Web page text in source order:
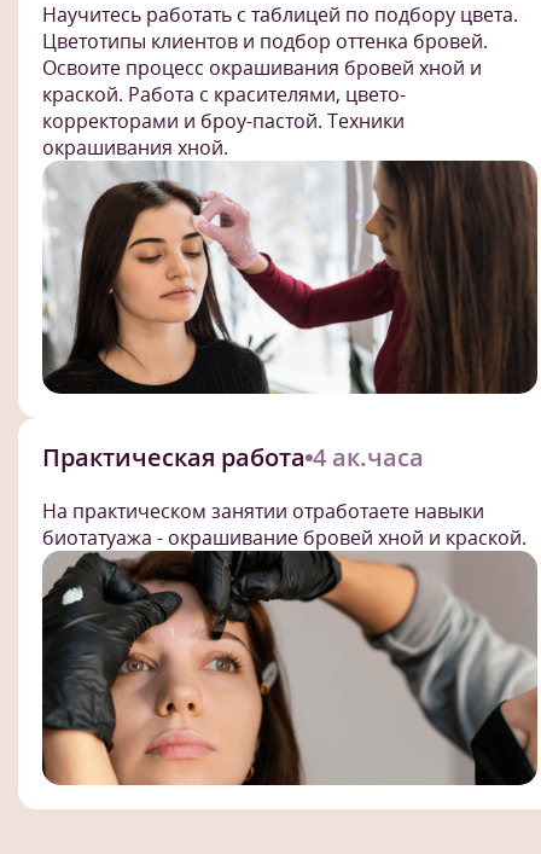
Научитесь работать с таблицей по подбору цвета.
Цветотипы клиентов и подбор оттенка бровей.
Освоите процесс окрашивания бровей хной и
краской. Работа с красителями, цвето-
корректорами и броу-пастой. Техники
окрашивания хной.
Практическая работа 4 ак.часа
На практическом занятии отработаете навыки
биотатуажа - окрашивание бровей хной и краской.